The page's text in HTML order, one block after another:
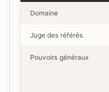
Domaine
Juge des référés
Pouvoirs généraux